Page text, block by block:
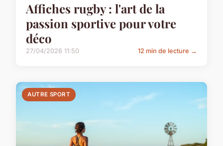
Affiches rugby : l'art de la
passion sportive pour votre
déco
27/04/2026 11:50 12 min de lecture →
AUTRE SPORT